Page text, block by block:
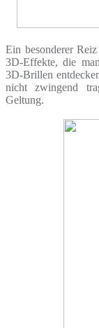
Ein besonderer
3D-Effekte, die
3D-Brillen
nicht zwingend
Geltung.